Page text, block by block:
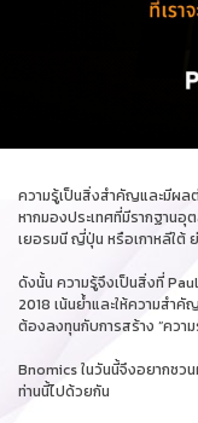
ความรู้เป็นสิ่งสำคัญและมีผล
หากมองประเทศที่มีรากฐานอุ
เยอรมนี ญี่ปุ่น หรือเกาหลีใต้
ดังนั้น ความรู้จึงเป็นสิ่งที่
2018 เน้นย้ำและให้ความสำคั
ต้องลงทุนกับการสร้าง “ความ
Bnomics ในวันนี้จึงอยากชว
ท่านนี้ไปด้วยกัน